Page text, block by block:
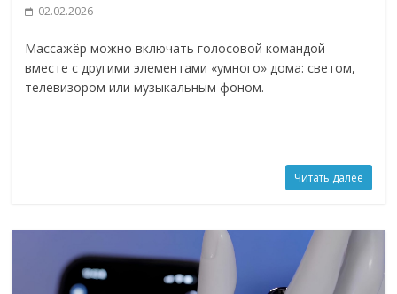
02.02.2026
Массажёр можно включать голосовой командой
вместе с другими элементами «умного» дома: светом,
телевизором или музыкальным фоном.
Читать далее